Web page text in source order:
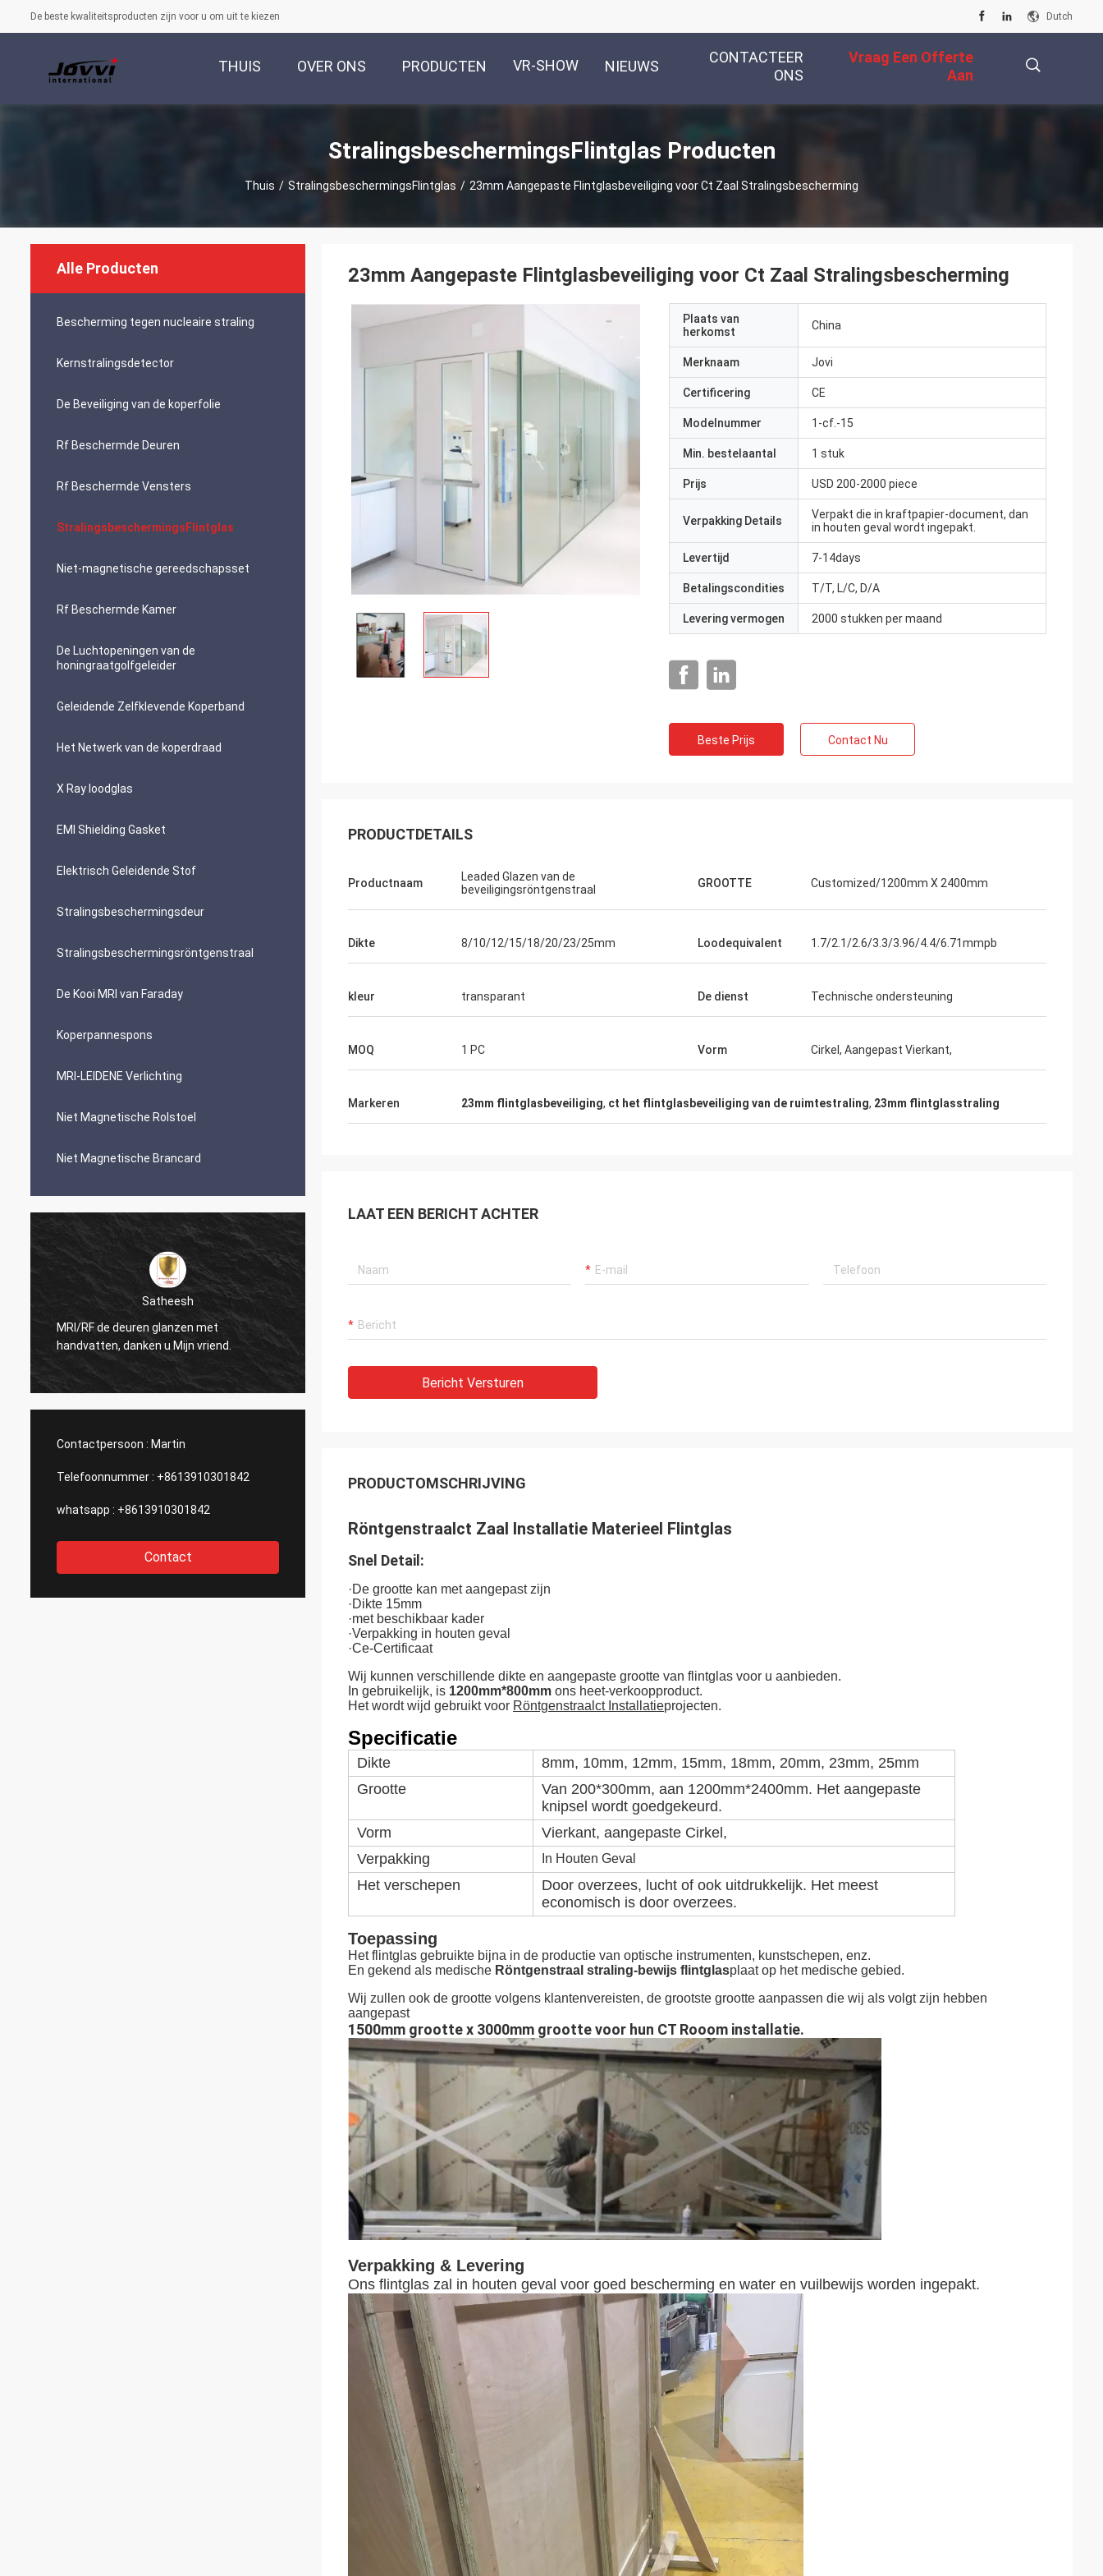
De beste kwaliteitsproducten zijn voor u om uit te kiezen Dutch
THUIS OVER ONS PRODUCTEN VR-SHOW NIEUWS
CONTACTEER
ONS
Vraag Een Offerte
Aan
StralingsbeschermingsFlintglas Producten
Thuis / StralingsbeschermingsFlintglas / 23mm Aangepaste Flintglasbeveiliging voor Ct Zaal Stralingsbescherming
Alle Producten
Bescherming tegen nucleaire straling
Kernstralingsdetector
De Beveiliging van de koperfolie
Rf Beschermde Deuren
Rf Beschermde Vensters
StralingsbeschermingsFlintglas
Niet-magnetische gereedschapsset
Rf Beschermde Kamer
De Luchtopeningen van de
honingraatgolfgeleider
Geleidende Zelfklevende Koperband
Het Netwerk van de koperdraad
X Ray loodglas
EMI Shielding Gasket
Elektrisch Geleidende Stof
Stralingsbeschermingsdeur
Stralingsbeschermingsröntgenstraal
De Kooi MRI van Faraday
Koperpannespons
MRI-LEIDENE Verlichting
Niet Magnetische Rolstoel
Niet Magnetische Brancard
Satheesh
MRI/RF de deuren glanzen met
handvatten, danken u Mijn vriend.
De opening van de messingshoningraat
Contactpersoon : Martin
Telefoonnummer : +8613910301842
whatsapp : +8613910301842
Contact
23mm Aangepaste Flintglasbeveiliging voor Ct Zaal Stralingsbescherming
Plaats van
herkomst
China
Merknaam Jovi
Certificering CE
Modelnummer 1-cf.-15
Min. bestelaantal 1 stuk
Prijs USD 200-2000 piece
Verpakking Details
Verpakt die in kraftpapier-document, dan
in houten geval wordt ingepakt.
Levertijd 7-14days
Betalingscondities T/T, L/C, D/A
Levering vermogen 2000 stukken per maand
Beste Prijs Contact Nu
PRODUCTDETAILS
Productnaam
Leaded Glazen van de
beveiligingsröntgenstraal
GROOTTE Customized/1200mm X 2400mm
Dikte 8/10/12/15/18/20/23/25mm Loodequivalent 1.7/2.1/2.6/3.3/3.96/4.4/6.71mmpb
kleur transparant De dienst Technische ondersteuning
MOQ 1 PC Vorm Cirkel, Aangepast Vierkant,
Markeren 23mm flintglasbeveiliging, ct het flintglasbeveiliging van de ruimtestraling, 23mm flintglasstraling
LAAT EEN BERICHT ACHTER
Bericht Versturen
PRODUCTOMSCHRIJVING
Röntgenstraalct Zaal Installatie Materieel Flintglas
Snel Detail:
·De grootte kan met aangepast zijn
·Dikte 15mm
·met beschikbaar kader
·Verpakking in houten geval
·Ce-Certificaat
Wij kunnen verschillende dikte en aangepaste grootte van flintglas voor u aanbieden.
In gebruikelijk, is 1200mm*800mm ons heet-verkoopproduct.
Het wordt wijd gebruikt voor Röntgenstraalct Installatieprojecten.
Specificatie
Dikte
8mm, 10mm, 12mm, 15mm, 18mm, 20mm, 23mm, 25mm
Grootte
Van 200*300mm, aan 1200mm*2400mm. Het aangepaste
knipsel wordt goedgekeurd.
Vorm
Vierkant, aangepaste Cirkel,
Verpakking
In Houten Geval
Het verschepen
Door overzees, lucht of ook uitdrukkelijk. Het meest
economisch is door overzees.
Toepassing
Het flintglas gebruikte bijna in de productie van optische instrumenten, kunstschepen, enz.
En gekend als medische Röntgenstraal straling-bewijs flintglasplaat op het medische gebied.
Wij zullen ook de grootte volgens klantenvereisten, de grootste grootte aanpassen die wij als volgt zijn hebben
aangepast
1500mm grootte x 3000mm grootte voor hun CT Rooom installatie.
Verpakking & Levering
Ons flintglas zal in houten geval voor goed bescherming en water en vuilbewijs worden ingepakt.